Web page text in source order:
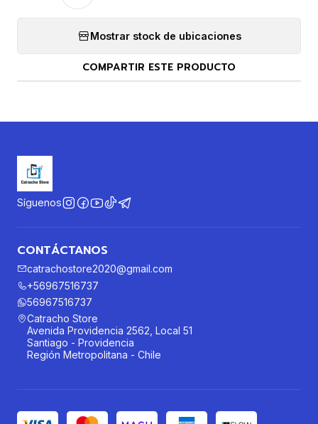
Mostrar stock de ubicaciones
COMPARTIR ESTE PRODUCTO
Síguenos
CONTÁCTANOS
catrachostore2020@gmail.com
+56967516737
56967516737
Catracho Store
Avenida Providencia 2562, Local 51
Santiago - Providencia
Región Metropolitana - Chile